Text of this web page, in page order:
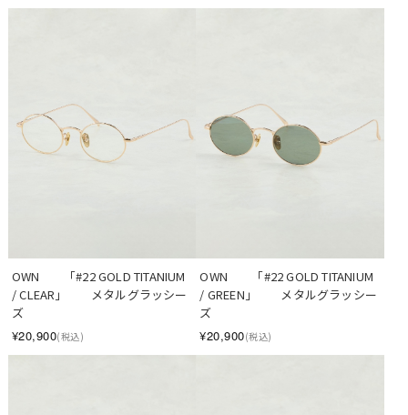
OWN　　「#22 GOLD TITANIUM
/ CLEAR」　　メタルグラッシー
ズ
¥20,900(税込)
OWN　　「#22 GOLD TITANIUM
/ GREEN」　　メタルグラッシー
ズ
¥20,900(税込)